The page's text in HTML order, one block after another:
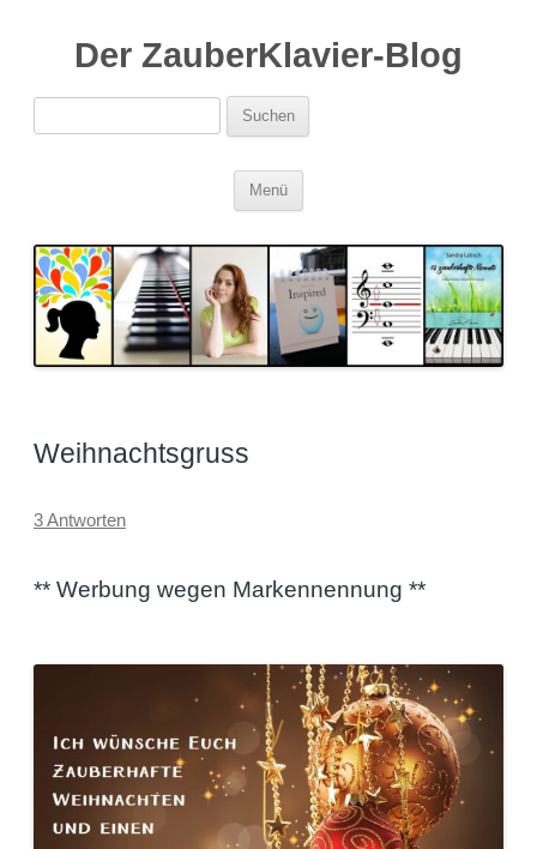
Der ZauberKlavier-Blog
Suchen
nach:
Menü
Weihnachtsgruss
3 Antworten
** Werbung wegen Markennennung **